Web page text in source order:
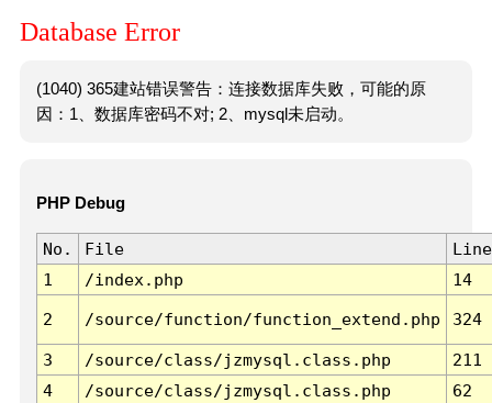
Database Error
(1040) 365建站错误警告：连接数据库失败，可能的原
因：1、数据库密码不对; 2、mysql未启动。
PHP Debug
No. File
Line
1
/index.php 14
2 /source/function/function_extend.php 324
3 /source/class/jzmysql.class.php
211
4
/source/class/jzmysql.class.php
62